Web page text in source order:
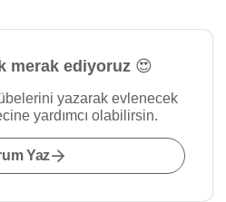
merak ediyoruz 😍
yazarak evlenecek
yardımcı olabilirsin.
Yaz